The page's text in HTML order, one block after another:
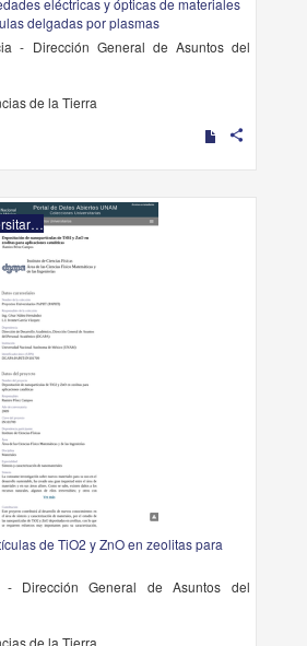
eléctricas y ópticas de materiales
delgadas por plasmas
- Dirección General de Asuntos del
de la Tierra
share
Registro de colección universitaria
de TiO2 y ZnO en zeolitas para
- Dirección General de Asuntos del
de la Tierra